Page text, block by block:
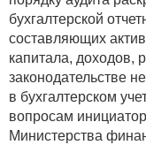
показателей
торговой
и прочей
кредиторской
задолженности
и оценочных
обязательств)
бухгалтерской
составляющих
капитала, доходов,
законодательстве
в бухгалтерском
вопросам
Министерства